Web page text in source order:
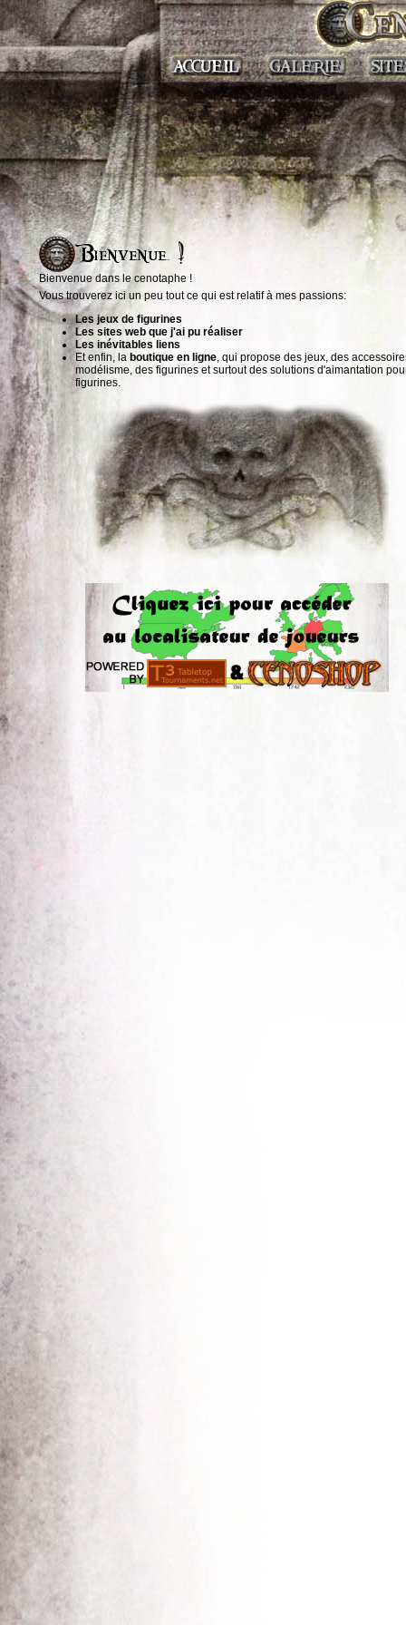
Bienvenue dans le cenotaphe !
Vous trouverez ici un peu tout ce qui est relatif à mes passions:
Les jeux de figurines
Les sites web que j'ai pu réaliser
Les inévitables liens
Et enfin, la boutique en ligne, qui propose des jeux, des
modélisme, des figurines et surtout des solutions d'aimantation
figurines.